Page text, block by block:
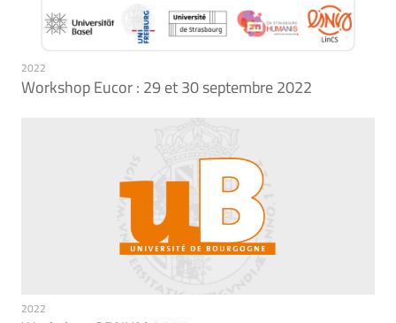
2022
Workshop Eucor : 29 et 30 septembre 2022
2022